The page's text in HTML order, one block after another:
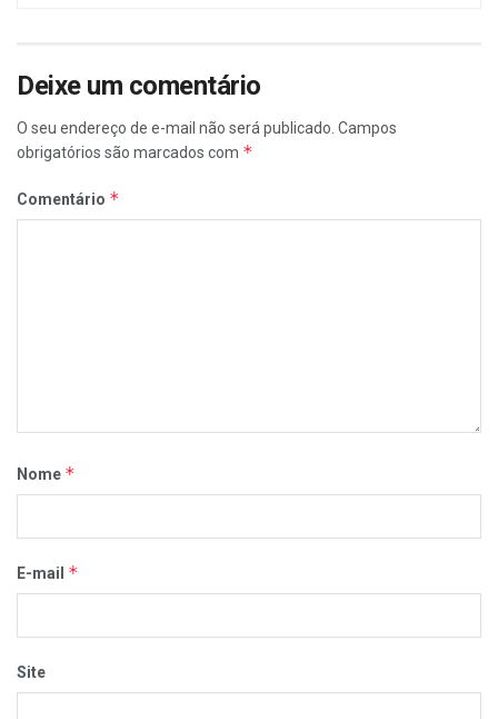
Deixe um comentário
O seu endereço de e-mail não será publicado. Campos
obrigatórios são marcados com *
Comentário *
Nome *
E-mail *
Site